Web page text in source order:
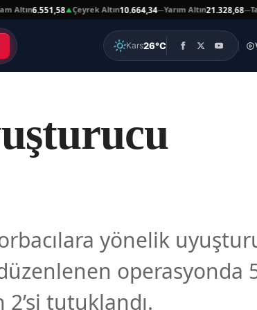
6.551,58▲Çeyrek Altın10.664,34—Yarım Altın21.328,68 —Tam Altın
Kars26°C
yönelik
operasyonda
2’si tutuklandı.